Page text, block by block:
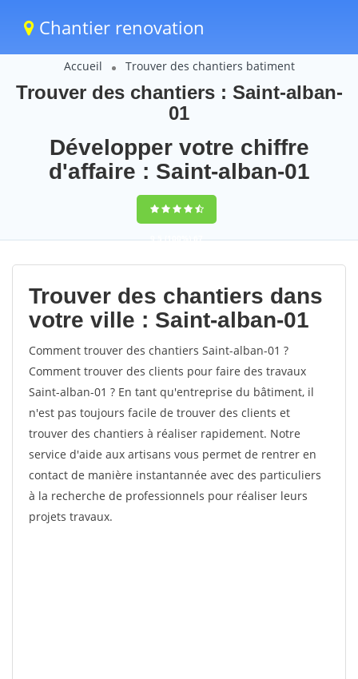
Chantier renovation
Accueil Trouver des chantiers batiment
Trouver des chantiers : Saint-alban-
01
Développer votre chiffre
d'affaire : Saint-alban-01
9,5(100%)67
votes
Trouver des chantiers dans
votre ville : Saint-alban-01
Comment trouver des chantiers Saint-alban-01 ?
Comment trouver des clients pour faire des travaux
Saint-alban-01 ? En tant qu'entreprise du bâtiment, il
n'est pas toujours facile de trouver des clients et
trouver des chantiers à réaliser rapidement. Notre
service d'aide aux artisans vous permet de rentrer en
contact de manière instantannée avec des particuliers
à la recherche de professionnels pour réaliser leurs
projets travaux.